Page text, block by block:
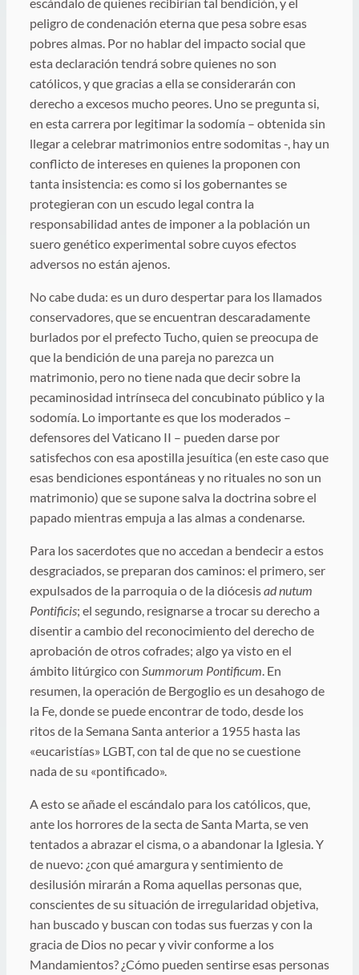
peligro de condenación eterna que pesa sobre esas
pobres almas. Por no hablar del impacto social que
esta declaración tendrá sobre quienes no son
católicos, y que gracias a ella se considerarán con
derecho a excesos mucho peores. Uno se pregunta si,
en esta carrera por legitimar la sodomía – obtenida sin
llegar a celebrar matrimonios entre sodomitas -, hay un
conflicto de intereses en quienes la proponen con
tanta insistencia: es como si los gobernantes se
protegieran con un escudo legal contra la
responsabilidad antes de imponer a la población un
suero genético experimental sobre cuyos efectos
adversos no están ajenos.
No cabe duda: es un duro despertar para los llamados
conservadores, que se encuentran descaradamente
burlados por el prefecto Tucho, quien se preocupa de
que la bendición de una pareja no parezca un
matrimonio, pero no tiene nada que decir sobre la
pecaminosidad intrínseca del concubinato público y la
sodomía. Lo importante es que los moderados –
defensores del Vaticano II – pueden darse por
satisfechos con esa apostilla jesuítica (en este caso que
esas bendiciones espontáneas y no rituales no son un
matrimonio) que se supone salva la doctrina sobre el
papado mientras empuja a las almas a condenarse.
Para los sacerdotes que no accedan a bendecir a estos
desgraciados, se preparan dos caminos: el primero, ser
expulsados de la parroquia o de la diócesisad nutum
Pontificis; el segundo, resignarse a trocar su derecho a
disentir a cambio del reconocimiento del derecho de
aprobación de otros cofrades; algo ya visto en el
ámbito litúrgico con Summorum Pontificum. En
resumen, la operación de Bergoglio es un desahogo de
la Fe, donde se puede encontrar de todo, desde los
ritos de la Semana Santa anterior a 1955 hasta las
«eucaristías» LGBT, con tal de que no se cuestione
nada de su «pontificado».
A esto se añade el escándalo para los católicos, que,
ante los horrores de la secta de Santa Marta, se ven
tentados a abrazar el cisma, o a abandonar la Iglesia. Y
de nuevo: ¿con qué amargura y sentimiento de
desilusión mirarán a Roma aquellas personas que,
conscientes de su situación de irregularidad objetiva,
han buscado y buscan con todas sus fuerzas y con la
gracia de Dios no pecar y vivir conforme a los
Mandamientos? ¿Cómo pueden sentirse esas personas